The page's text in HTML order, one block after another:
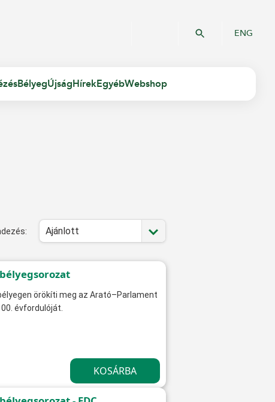
ENG
BélyegÚjság HírekEgyébWebshop
Ajánlott
örökíti meg az Arató–Parlament
évfordulóját.